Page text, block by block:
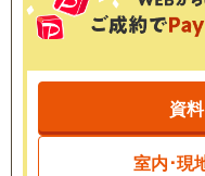
資
室内･現